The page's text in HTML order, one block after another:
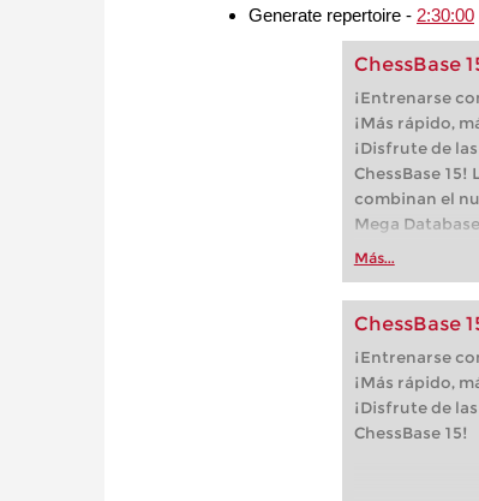
Generate repertoire - 2:30:00
ChessBase
¡Entrenarse
¡Más rápido,
¡Disfrute de
ChessBase
combinan el
Mega
Más...
ChessBase
¡Entrenarse
¡Más rápido,
¡Disfrute de
ChessBase 15!